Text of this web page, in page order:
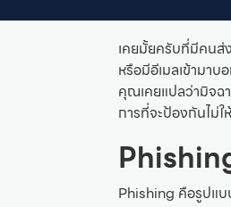
เคยมั้ยครับที่มีคนส่
หรือมีอีเมลเข้ามา
คุณเคยแปลว่ามิจฉ
การที่จะป้องกันไม่
Phishing คือรูปแ